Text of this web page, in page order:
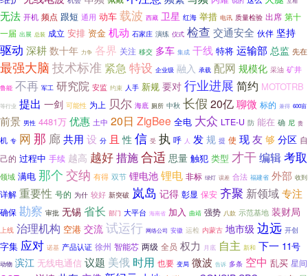
无法 开机 频点 跟短 通用 动车 载波 西藏 卫星 红海 举措 电讯 质量检验 出席 第十
一届 出展 总装 成立 安排 资金 机动 石家庄 演练 仪式 检查 交通安全 伙伴 坚持
驱动 深耕 数十年 力争 各界 关注 移交 多车 集成 干线 特将 运输部 总监 先在
最强大脑 技术标准 紧急 特设 企业级 融入 承载 配网 规模化 采油 矿井
鲁能 不再 军工 研究院 安监 约束 人手 新规 要对 行业进展 简约 MOTOTRB
等行业 提出 一剑 可能性 为上 贝尔 海底 厕所 中秋 长假 20亿聊微 标的 兼得 600亩
前景 男性 4481万 优惠 土中 20日 ZigBee 全电 大众 LTE-U 防 能在 确 尼 贵
机 专 网 那 廊 共用 设 分 且 性 信 受 执 呼 人 发 规 提 使 现友 够 分区 自
己的 过程中 手续 越高 越好措施合适 思量 触犯 类型 才干编辑考取
领域 满电 那个 交纳 有得 双节 锂电池 锂电 非标 绿灯 误差 合法 福建省 外部 收到
详解 重要性 号的 为什 较好 新突破 岚岛 记得 彰显 保安 齐聚 新领域专注
确保 勘察 审批 无锡 省长 部门 大平台 海南省 加入 曲靖 强势 八款 示范基地 装财局
上线 治理机构 空港 交流 试运行 网络公司 安徽 运检 内蒙古 地市级 边远 开创
字集 应对 诺基 产品认证 徐州 智能芯 两级 全员 权力 月底 自主 新和 下一 11号
动物 滨江 无线电通信 议题 美俄 时用 也要 变局 微波 告诉 多条 空中 乱买 星间